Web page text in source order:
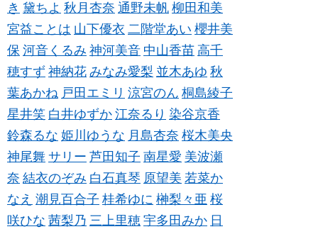
き 黛ちよ 秋月杏奈 通野未帆 柳田和美
宮益ことは 山下優衣 二階堂あい 櫻井美
保 河音くるみ 神河美音 中山香苗 高千
穂すず 神納花 みなみ愛梨 並木あゆ 秋
葉あかね 戸田エミリ 涼宮のん 桐島綾子
星井笑 白井ゆずか 江奈るり 染谷京香
鈴森るな 姫川ゆうな 月島杏奈 桜木美央
神尾舞 サリー 芦田知子 南星愛 美波瀬
奈 結衣のぞみ 白石真琴 原望美 若菜か
なえ 潮見百合子 桂希ゆに 榊梨々亜 桜
咲ひな 茜梨乃 三上里穂 宇多田みか 日